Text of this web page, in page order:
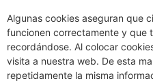
Algunas cookies aseguran que
funcionen correctamente y que
recordándose. Al colocar
visita a nuestra web. De esta
repetidamente la misma